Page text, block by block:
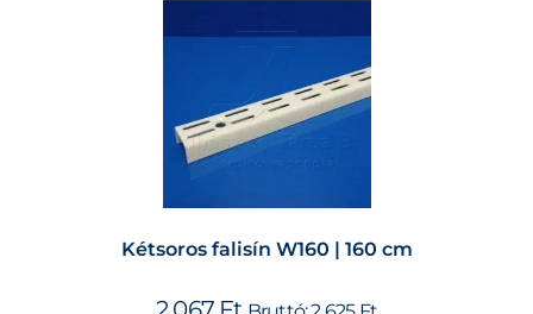
Kétsoros falisín W160 | 160 cm